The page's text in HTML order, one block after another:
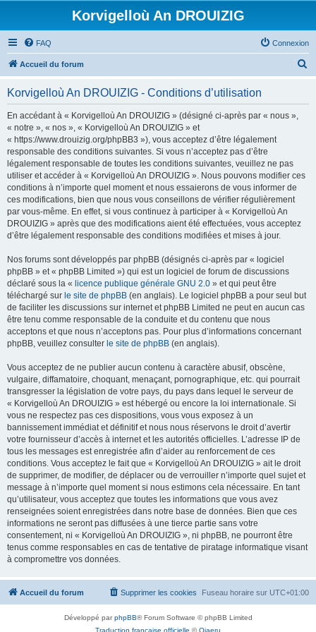
Korvigelloù An DROUIZIG
FAQ Connexion
Accueil du forum
Korvigelloù An DROUIZIG - Conditions d’utilisation
En accédant à « Korvigelloù An DROUIZIG » (désigné ci-après par « nous »,
« notre », « nos », « Korvigelloù An DROUIZIG » et
« https://www.drouizig.org/phpBB3 »), vous acceptez d’être légalement
responsable des conditions suivantes. Si vous n’acceptez pas d’être
légalement responsable de toutes les conditions suivantes, veuillez ne pas
utiliser et accéder à « Korvigelloù An DROUIZIG ». Nous pouvons modifier ces
conditions à n’importe quel moment et nous essaierons de vous informer de
ces modifications, bien que nous vous conseillons de vérifier régulièrement
par vous-même. En effet, si vous continuez à participer à « Korvigelloù An
DROUIZIG » après que des modifications aient été effectuées, vous acceptez
d’être légalement responsable des conditions modifiées et mises à jour.
Nos forums sont développés par phpBB (désignés ci-après par « logiciel
phpBB » et « phpBB Limited ») qui est un logiciel de forum de discussions
déclaré sous la « licence publique générale GNU 2.0 » et qui peut être
téléchargé sur le site de phpBB (en anglais). Le logiciel phpBB a pour seul but
de faciliter les discussions sur internet et phpBB Limited ne peut en aucun cas
être tenu comme responsable de la conduite et du contenu que nous
acceptons et que nous n’acceptons pas. Pour plus d’informations concernant
phpBB, veuillez consulter le site de phpBB (en anglais).
Vous acceptez de ne publier aucun contenu à caractère abusif, obscène,
vulgaire, diffamatoire, choquant, menaçant, pornographique, etc. qui pourrait
transgresser la législation de votre pays, du pays dans lequel le serveur de
« Korvigelloù An DROUIZIG » est hébergé ou encore la loi internationale. Si
vous ne respectez pas ces dispositions, vous vous exposez à un
bannissement immédiat et définitif et nous nous réservons le droit d’avertir
votre fournisseur d’accès à internet et les autorités officielles. L’adresse IP de
tous les messages est enregistrée afin d’aider au renforcement de ces
conditions. Vous acceptez le fait que « Korvigelloù An DROUIZIG » ait le droit
de supprimer, de modifier, de déplacer ou de verrouiller n’importe quel sujet et
message à n’importe quel moment si nous estimons cela nécessaire. En tant
qu’utilisateur, vous acceptez que toutes les informations que vous avez
renseignées soient enregistrées dans notre base de données. Bien que ces
informations ne seront pas diffusées à une tierce partie sans votre
consentement, ni « Korvigelloù An DROUIZIG », ni phpBB, ne pourront être
tenus comme responsables en cas de tentative de piratage informatique visant
à compromettre vos données.
Accueil du forum Fuseau horaire sur UTC+01:00
Supprimer les cookies
Développé parphpBB® Forum Software © phpBB Limited
Traduction française officielle ©Qiaeru